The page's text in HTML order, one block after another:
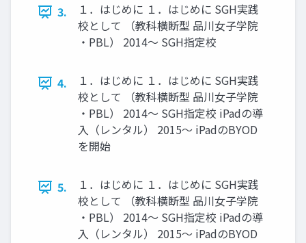
3.
１．はじめに １．はじめに SGH実践
校として （教科横断型 品川女子学院
・PBL） 2014〜 SGH指定校
4.
１．はじめに １．はじめに SGH実践
校として （教科横断型 品川女子学院
・PBL） 2014〜 SGH指定校 iPadの導
入（レンタル） 2015〜 iPadのBYOD
を開始
5.
１．はじめに １．はじめに SGH実践
校として （教科横断型 品川女子学院
・PBL） 2014〜 SGH指定校 iPadの導
入（レンタル） 2015〜 iPadのBYOD